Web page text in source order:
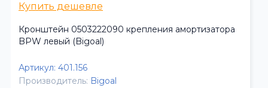
Купить дешевле
Кронштейн 0503222090 крепления амортизатора
BPW левый (Bigoal)
Артикул: 401.156
Производитель: Bigoal